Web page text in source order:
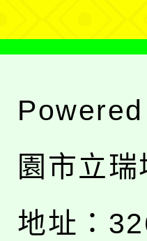
園市立
地址：